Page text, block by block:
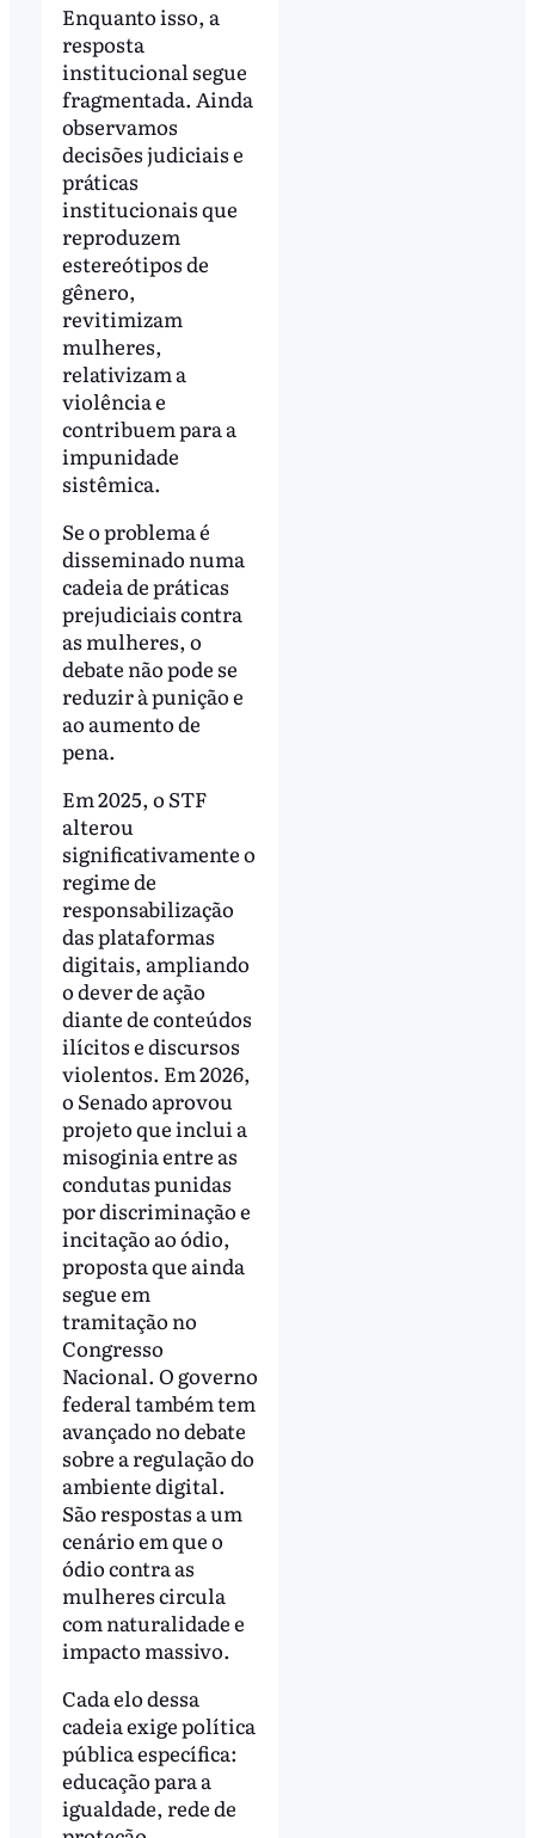
Enquanto isso, a
resposta
institucional segue
fragmentada. Ainda
observamos
decisões judiciais e
práticas
institucionais que
reproduzem
estereótipos de
gênero,
revitimizam
mulheres,
relativizam a
violência e
contribuem para a
impunidade
sistêmica.
Se o problema é
disseminado numa
cadeia de práticas
prejudiciais contra
as mulheres, o
debate não pode se
reduzir à punição e
ao aumento de
pena.
Em 2025, o STF
alterou
significativamente o
regime de
responsabilização
das plataformas
digitais, ampliando
o dever de ação
diante de conteúdos
ilícitos e discursos
violentos. Em 2026,
o Senado aprovou
projeto que inclui a
misoginia entre as
condutas punidas
por discriminação e
incitação ao ódio,
proposta que ainda
segue em
tramitação no
Congresso
Nacional. O governo
federal também tem
avançado no debate
sobre a regulação do
ambiente digital.
São respostas a um
cenário em que o
ódio contra as
mulheres circula
com naturalidade e
impacto massivo.
Cada elo dessa
cadeia exige política
pública específica:
educação para a
igualdade, rede de